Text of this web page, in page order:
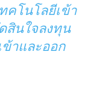
คโนโลยีเข้า
สินใจลงทุน
ข้าและออก